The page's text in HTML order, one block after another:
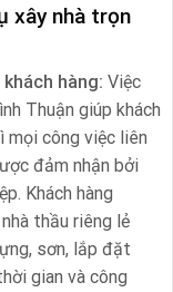
xây nhà trọn
hàng: Việc
Thuận giúp khách
mọi công việc liên
đảm nhận bởi
Khách hàng
thầu riêng lẻ
sơn, lắp đặt
gian và công